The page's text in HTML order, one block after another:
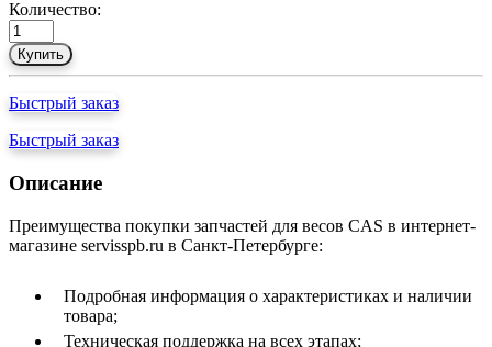
Количество:
Купить
Быстрый заказ
Быстрый заказ
Описание
Преимущества покупки запчастей для весов CAS в интернет-
магазине servisspb.ru в Санкт-Петербурге:
Подробная информация о характеристиках и наличии
товара;
Техническая поддержка на всех этапах;